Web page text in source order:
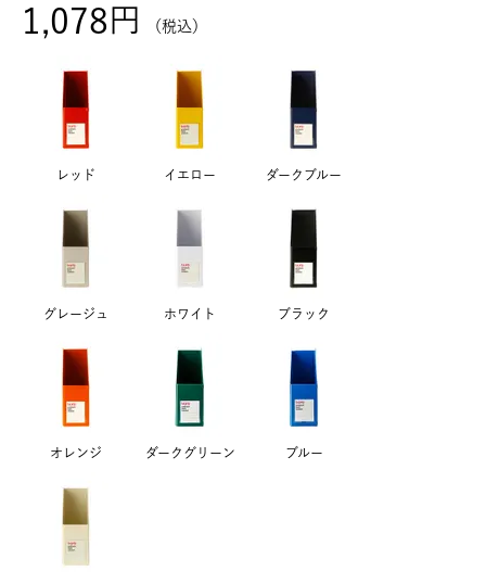
1,078 税込
レッド イエロー ダークブルー
グレージュ ホワイト ブラック
オレンジ ダークグリーン ブルー